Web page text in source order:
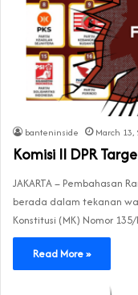
banteninside March 13,
Komisi II DPR
JAKARTA – Pembahasan
berada dalam tekanan
Konstitusi (MK) Nomor
Read More »